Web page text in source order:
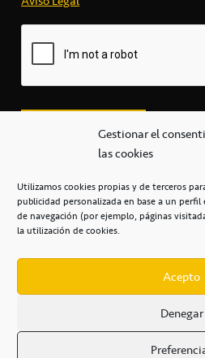
Gestionar el
las cookies
Utilizamos cookies propias y de terceros
publicidad personalizada en base a un
de navegación (por ejemplo, páginas
la utilización de cookies.
Acepto
Denegar
+34 922 253 684
Casa del Deporte /
POLÍTICA DE PRIVACIDAD /